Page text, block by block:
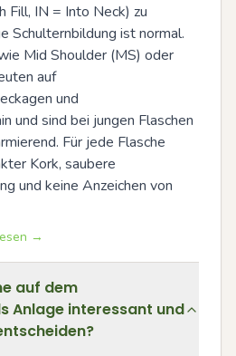
Fill, IN = Into Neck) zu
Schulternbildung ist normal.
Mid Shoulder (MS) oder
auf
und
und sind bei jungen Flaschen
Für jede Flasche
Kork, saubere
und keine Anzeichen von
→
auf dem
Anlage interessant und